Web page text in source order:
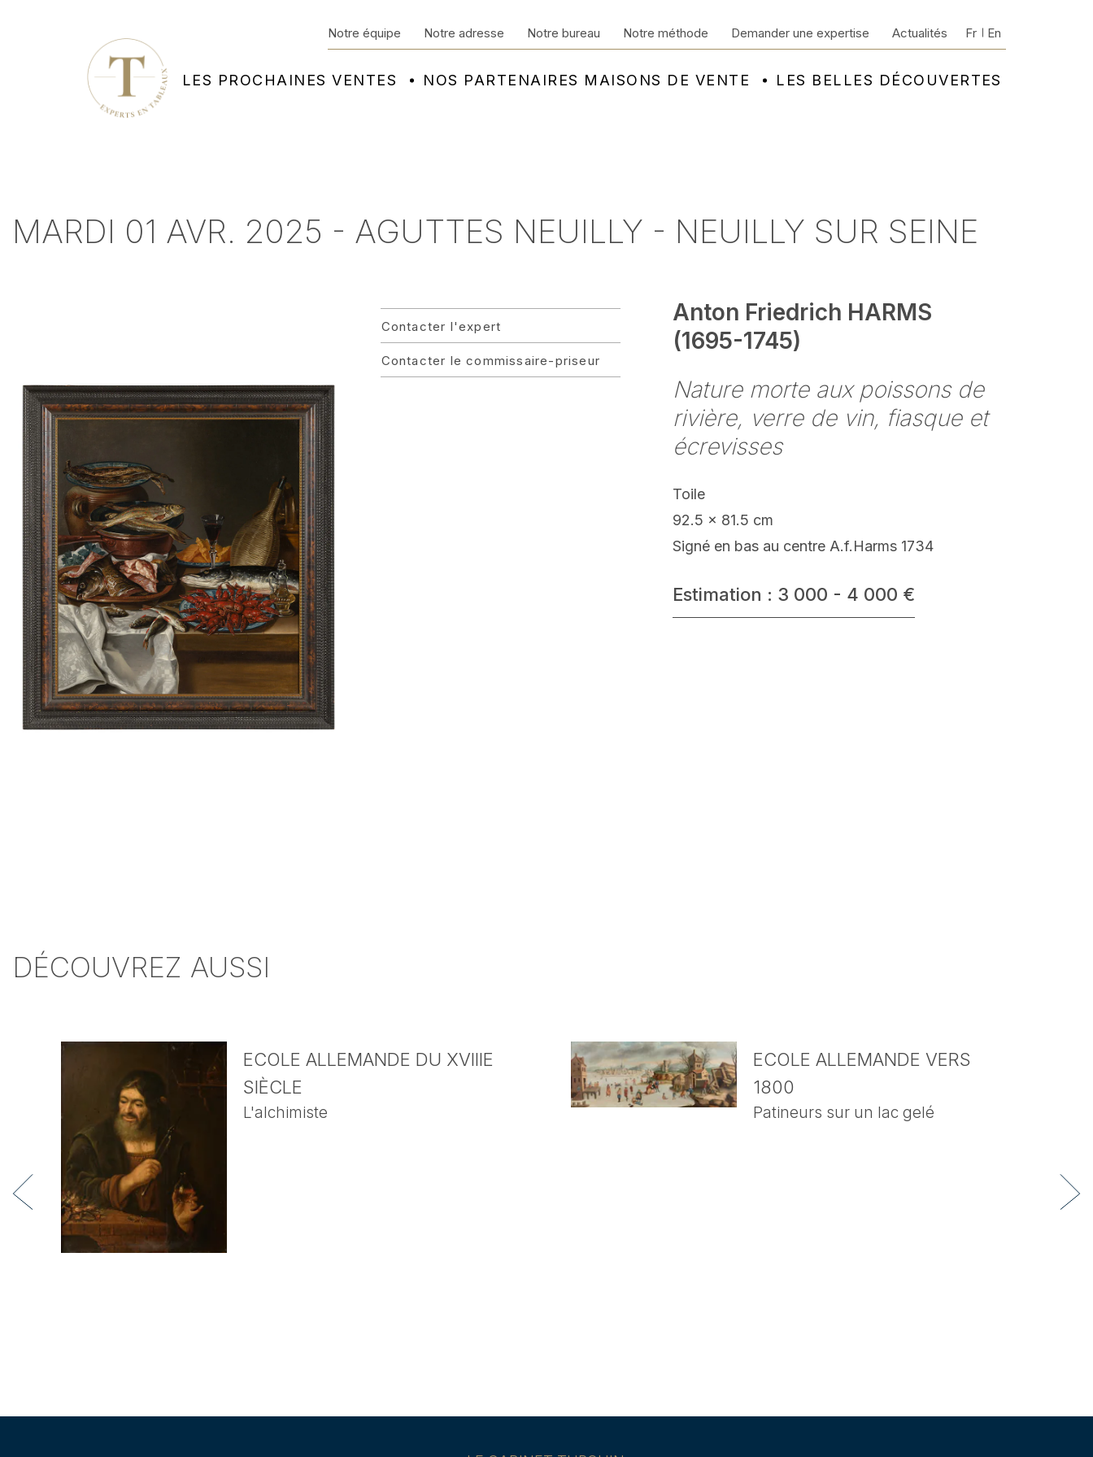
LES PROCHAINES VENTES NOS PARTENAIRES MAISONS DE VENTE LES BELLES DÉCOUVERTES
Notre équipe Notre adresse Notre bureau Notre méthode Demander une expertise Actualités Fr En
MARDI 01 AVR. 2025 - AGUTTES NEUILLY - NEUILLY SUR SEINE
Contacter l'expert
Contacter le commissaire-priseur
Anton Friedrich HARMS
(1695-1745)
Nature morte aux poissons de
rivière, verre de vin, fiasque et
écrevisses
Toile
92.5 x 81.5 cm
Signé en bas au centre A.f.Harms 1734
Estimation : 3 000 - 4 000 €
DÉCOUVREZ AUSSI
ECOLE ALLEMANDE DU XVIIIE
SIÈCLE
L'alchimiste
ECOLE ALLEMANDE VERS
1800
Patineurs sur un lac gelé